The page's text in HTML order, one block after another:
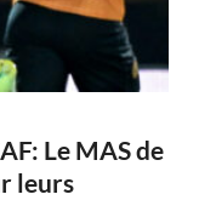
Le MAS de
leurs